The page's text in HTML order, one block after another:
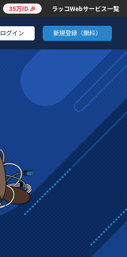
35万ID 🎉 ラッコWebサービス一覧
ログイン 新規登録（無料）